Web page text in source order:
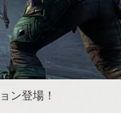
ン登場！